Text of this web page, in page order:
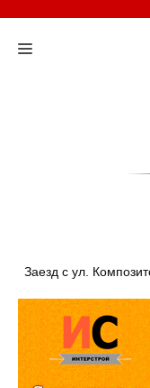
Заезд с ул.